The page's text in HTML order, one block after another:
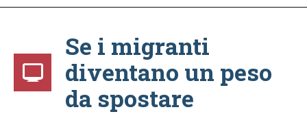
Se i migranti
diventano un peso
da spostare